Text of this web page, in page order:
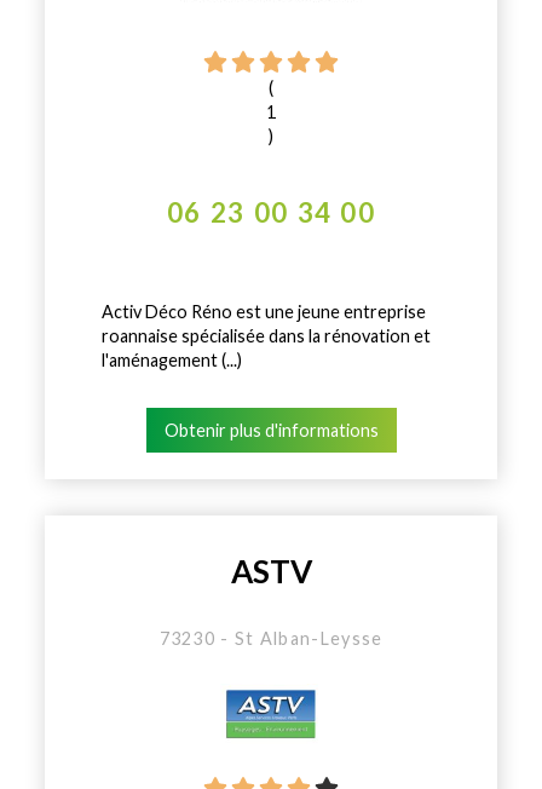
(
1
)
06 23 00 34 00
Activ Déco Réno est une jeune entreprise
roannaise spécialisée dans la rénovation et
l'aménagement (...)
Obtenir plus d'informations
ASTV
73230 - St Alban-Leysse